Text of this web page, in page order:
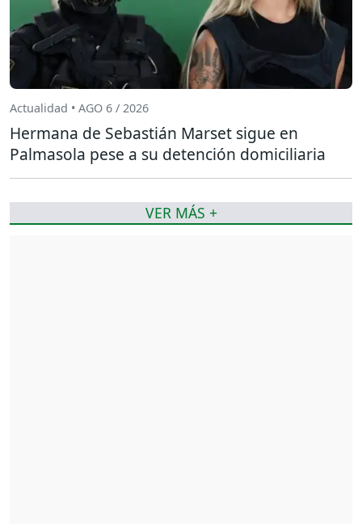
Actualidad • AGO 6 / 2026
Hermana de Sebastián Marset sigue en
Palmasola pese a su detención domiciliaria
VER MÁS +